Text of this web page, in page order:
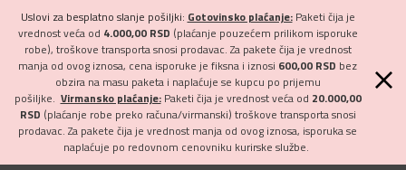
Uslovi za besplatno slanje pošiljki: Gotovinsko plaćanje:Paketi čija je
vrednost veća od 4.000,00 RSD (plaćanje pouzećem prilikom isporuke
robe), troškove transporta snosi prodavac. Za pakete čija je vrednost
manja od ovog iznosa, cena isporuke je fiksna i iznosi 600,00 RSD bez
obzira na masu paketa i naplaćuje se kupcu po prijemu
pošiljke. Virmansko plaćanje:Paketi čija je vrednost veća od 20.000,00
RSD (plaćanje robe preko računa/virmanski) troškove transporta snosi
prodavac. Za pakete čija je vrednost manja od ovog iznosa, isporuka se
naplaćuje po redovnom cenovniku kurirske službe.